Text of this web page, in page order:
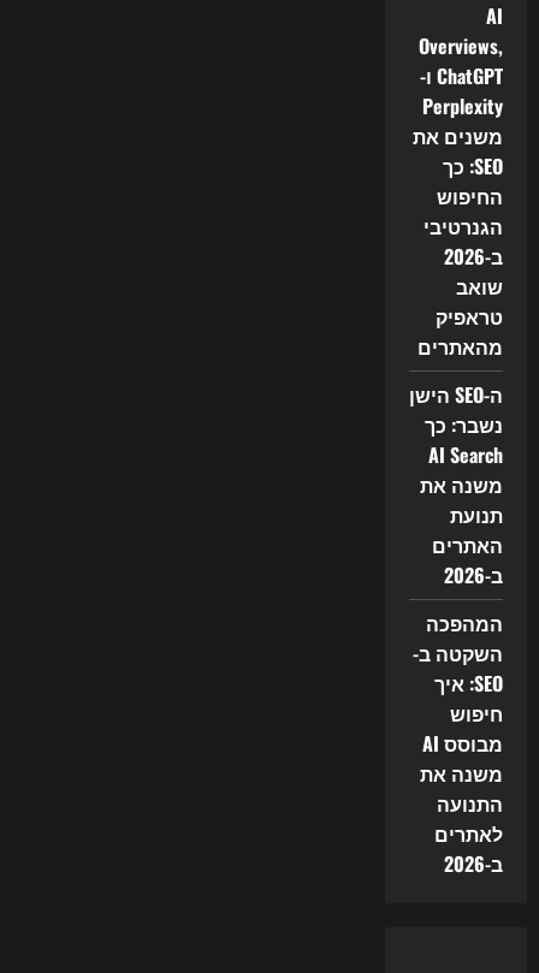
AI
Overviews,
ChatGPT ו-
Perplexity
משנים את
SEO: כך
החיפוש
הגנרטיבי
ב-2026
שואב
טראפיק
מהאתרים
ה-SEO הישן
נשבר: כך
AI Search
משנה את
תנועת
האתרים
ב-2026
המהפכה
השקטה ב-
SEO: איך
חיפוש
מבוסס AI
משנה את
התנועה
לאתרים
ב-2026